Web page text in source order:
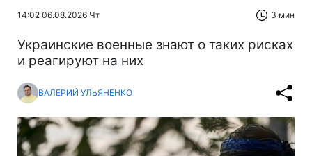
14:02 06.08.2026 Чт 3 мин
Украинские военные знают о таких рисках
и реагируют на них
ВАЛЕРИЙ УЛЬЯНЕНКО